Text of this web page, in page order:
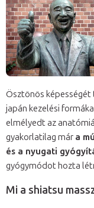
Ösztönös
japán kezelési
elmélyedt az
gyakorlatilag már a
és a nyugati
gyógymódot hozta
Mi a shiatsu